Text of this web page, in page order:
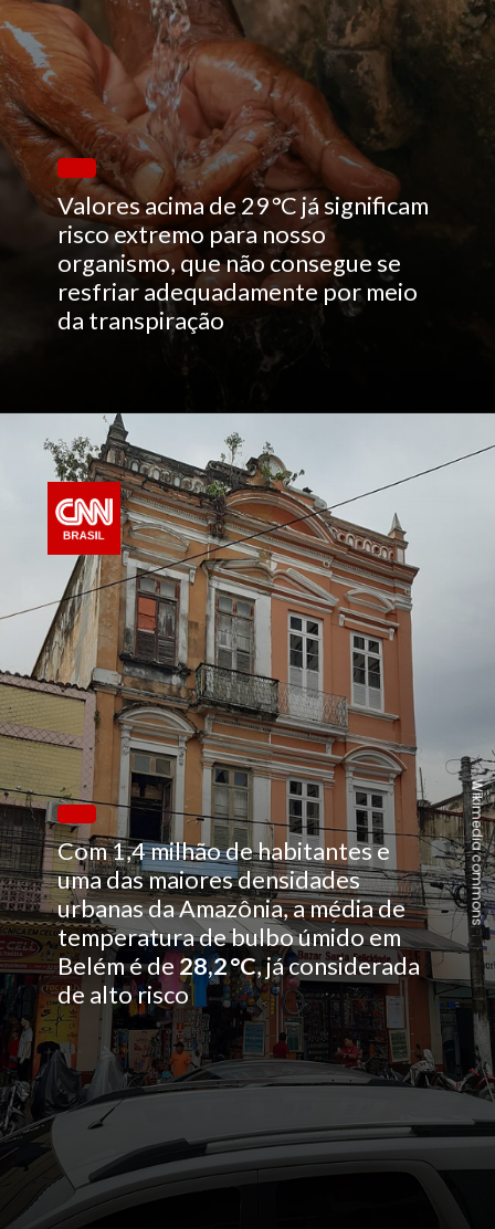
Valores acima de 29 °C já significam
risco extremo para nosso
organismo, que não consegue se
resfriar adequadamente por meio
da transpiração
Com 1,4 milhão de habitantes e
uma das maiores densidades
urbanas da Amazônia, a média de
temperatura de bulbo úmido em
Belém é de 28,2 °C, já considerada
de alto risco
Wikimedia commons